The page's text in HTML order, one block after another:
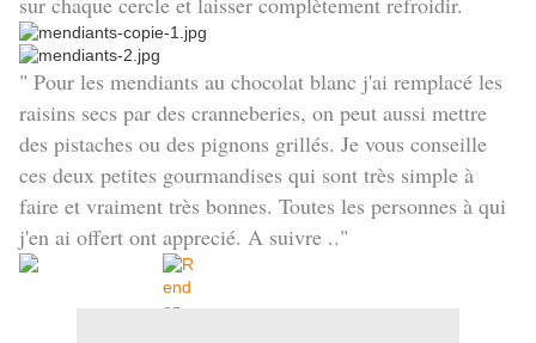
" Pour les mendiants au chocolat blanc j'ai remplacé les
raisins secs par des cranneberies, on peut aussi mettre
des pistaches ou des pignons grillés. Je vous conseille
ces deux petites gourmandises qui sont très simple à
faire et vraiment très bonnes. Toutes les personnes à qui
j'en ai offert ont apprecié. A suivre .."